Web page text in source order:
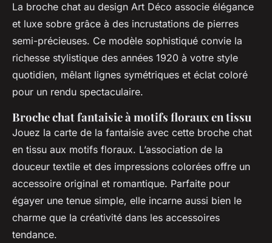
La broche chat au design Art Déco associe élégance
et luxe sobre grâce à des incrustations de pierres
semi-précieuses. Ce modèle sophistiqué convie la
richesse stylistique des années 1920 à votre style
quotidien, mêlant lignes symétriques et éclat coloré
pour un rendu spectaculaire.
Broche chat fantaisie à motifs floraux en tissu
Jouez la carte de la fantaisie avec cette broche chat
en tissu aux motifs floraux. L’association de la
douceur textile et des impressions colorées offre un
accessoire original et romantique. Parfaite pour
égayer une tenue simple, elle incarne aussi bien le
charme que la créativité dans les accessoires
tendance.